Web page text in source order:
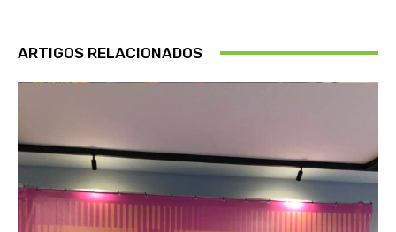
ARTIGOS RELACIONADOS